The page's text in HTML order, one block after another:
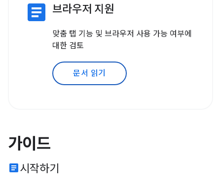
article 브라우저 지원
맞춤 탭 기능 및 브라우저 사용 가능 여부에
대한 검토
문서 읽기
가이드
article시작하기